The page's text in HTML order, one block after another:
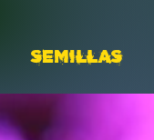
Semillas